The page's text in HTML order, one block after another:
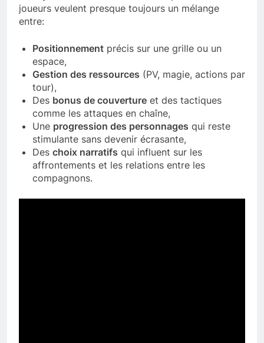
joueurs veulent presque toujours un mélange
entre:
Positionnement précis sur une grille ou un
espace,
Gestion des ressources (PV, magie, actions par
tour),
Des bonus de couverture et des tactiques
comme les attaques en chaîne,
Une progression des personnages qui reste
stimulante sans devenir écrasante,
Des choix narratifs qui influent sur les
affrontements et les relations entre les
compagnons.